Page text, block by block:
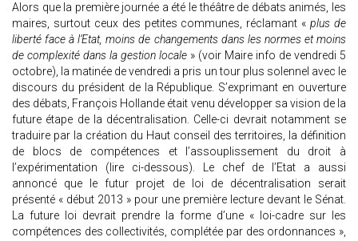
Alors que la première journée a été le théâtre de débats animés, les
maires, surtout ceux des petites communes, réclamant «plus de
liberté face à l’Etat, moins de changements dans les normes et moins
de complexité dans la gestion locale » (voir Maire info de vendredi 5
octobre), la matinée de vendredi a pris un tour plus solennel avec le
discours du président de la République. S’exprimant en ouverture
des débats, François Hollande était venu développer sa vision de la
future étape de la décentralisation. Celle-ci devrait notamment se
traduire par la création du Haut conseil des territoires, la définition
de blocs de compétences et l’assouplissement du droit à
l’expérimentation (lire ci-dessous). Le chef de l’Etat a aussi
annoncé que le futur projet de loi de décentralisation serait
présenté « début 2013 » pour une première lecture devant le Sénat.
La future loi devrait prendre la forme d’une « loi-cadre sur les
compétences des collectivités, complétée par des ordonnances »,